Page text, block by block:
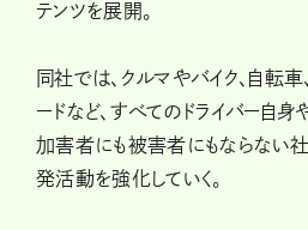
テンツを展開。
同社では、クルマやバイク、自転
ードなど、すべてのドライバー自
加害者にも被害者にもならない
発活動を強化していく。